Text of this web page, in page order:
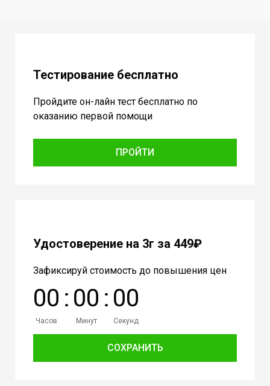
Тестирование бесплатно
Пройдите он-лайн тест бесплатно по
оказанию первой помощи
ПРОЙТИ
Удостоверение на 3г за 449₽
Зафиксируй стоимость до повышения цен
00
Часов
: 00
Минут
: 00
Секунд
СОХРАНИТЬ